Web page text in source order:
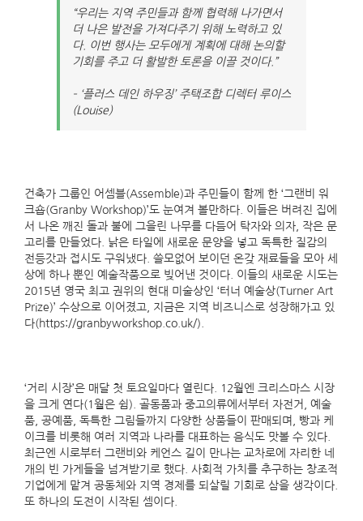
“우리는 지역 주민들과 함께 협력해 나가면서
더 나은 발전을 가져다주기 위해 노력하고 있
다. 이번 행사는 모두에게 계획에 대해 논의할
기회를 주고 더 활발한 토론을 이끌 것이다.”
– ‘플러스 데인 하우징’ 주택조합 디렉터 루이스
(Louise)
건축가 그룹인 어셈블(Assemble)과 주민들이 함께 한 ‘그랜비 워
크숍(Granby Workshop)’도 눈여겨 볼만하다. 이들은 버려진 집에
서 나온 깨진 돌과 불에 그을린 나무를 다듬어 탁자와 의자, 작은 문
고리를 만들었다. 낡은 타일에 새로운 문양을 넣고 독특한 질감의
전등갓과 접시도 구워냈다. 쓸모없어 보이던 온갖 재료들을 모아 세
상에 하나 뿐인 예술작품으로 빚어낸 것이다. 이들의 새로운 시도는
2015년 영국 최고 권위의 현대 미술상인 ‘터너 예술상(Turner Art
Prize)’ 수상으로 이어졌고, 지금은 지역 비즈니스로 성장해가고 있
다(https://granbyworkshop.co.uk/).
‘거리 시장’은 매달 첫 토요일마다 열린다. 12월엔 크리스마스 시장
을 크게 연다(1월은 쉼). 골동품과 중고의류에서부터 자전거, 예술
품, 공예품, 독특한 그림들까지 다양한 상품들이 판매되며, 빵과 케
이크를 비롯해 여러 지역과 나라를 대표하는 음식도 맛볼 수 있다.
최근엔 시로부터 그랜비와 케언스 길이 만나는 교차로에 자리한 네
개의 빈 가게들을 넘겨받기로 했다. 사회적 가치를 추구하는 창조적
기업에게 맡겨 공동체와 지역 경제를 되살릴 기회로 삼을 생각이다.
또 하나의 도전이 시작된 셈이다.